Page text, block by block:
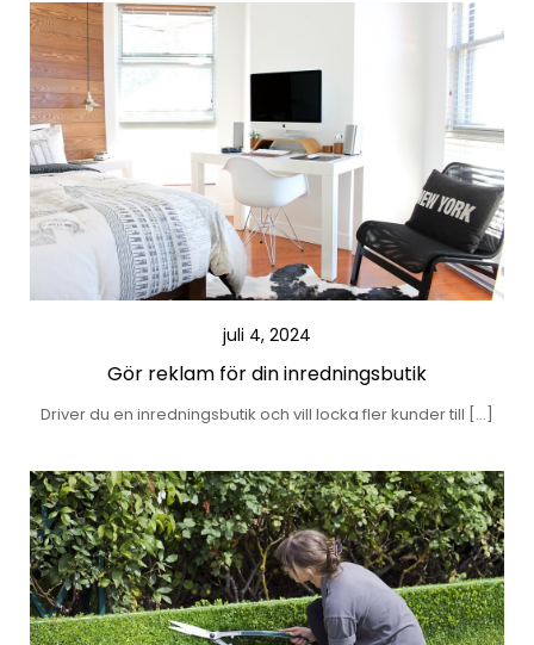
juli 4, 2024
Gör reklam för din inredningsbutik
Driver du en inredningsbutik och vill locka fler kunder till […]